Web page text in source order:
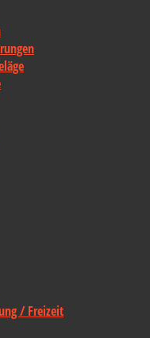
/ Freizeit